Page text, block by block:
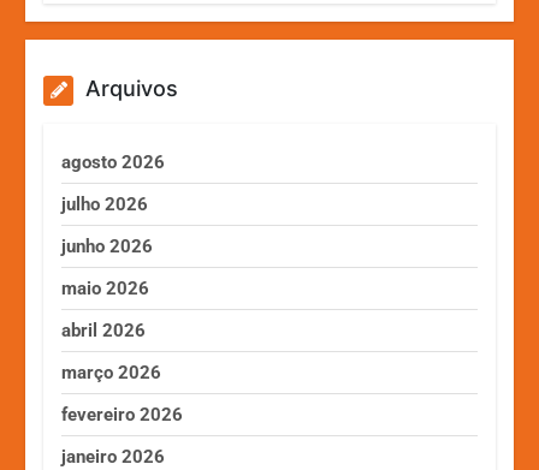
Arquivos
agosto 2026
julho 2026
junho 2026
maio 2026
abril 2026
março 2026
fevereiro 2026
janeiro 2026